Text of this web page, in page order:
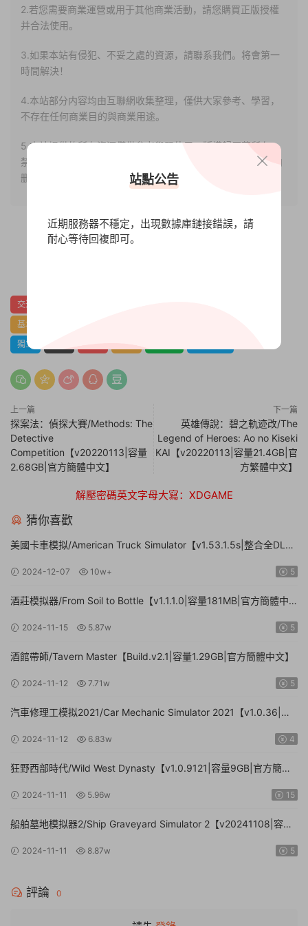
2.若您需要商業運營或用于其他商業活動，請您購買正版授權
并合法使用。
3.如果本站有侵犯、不妥之處的資源，請聯系我們。将會第一
時間解決！
4.本站部分内容均由互聯網收集整理，僅供大家參考、學習，
不存在任何商業目的與商業用途。
5.本站提供的所有資源僅供參考學習使用，版權歸原著所有，
禁止下載本站資源參與任何商業和非法行爲，請于24小時之内
删除!
交通運輸
基地建設
獨立
上一篇
探案法：偵探大賽/Methods: The
Detective
Competition【v20220113|容量
2.68GB|官方簡體中文】
下一篇
英雄傳說：碧之軌迹改/The
Legend of Heroes: Ao no Kiseki
KAI【v20220113|容量21.4GB|官
方繁體中文】
解壓密碼英文字母大寫：XDGAME
猜你喜歡
美國卡車模拟/American Truck Simulator【v1.53.1.5s|整合全DLC|
2024-12-07 10w+ 5
酒莊模拟器/From Soil to Bottle【v1.1.1.0|容量181MB|官方簡體中
2024-11-15 5.87w 5
酒館帶師/Tavern Master【Build.v2.1|容量1.29GB|官方簡體中文】
2024-11-12 7.71w 5
汽車修理工模拟2021/Car Mechanic Simulator 2021【v1.0.36|集
2024-11-12 6.83w 4
狂野西部時代/Wild West Dynasty【v1.0.9121|容量9GB|官方簡體
2024-11-11 5.96w 15
船舶墓地模拟器2/Ship Graveyard Simulator 2【v20241108|容量
2024-11-11 8.87w 5
評論 0
站點公告
近期服務器不穩定，出現數據庫鏈接錯誤，請
耐心等待回複即可。